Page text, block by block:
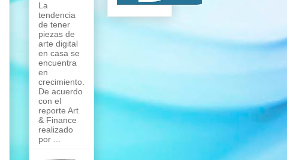
La
tendencia
de tener
piezas de
arte digital
en casa se
encuentra
en
crecimiento.
De acuerdo
con el
reporte Art
& Finance
realizado
por ...